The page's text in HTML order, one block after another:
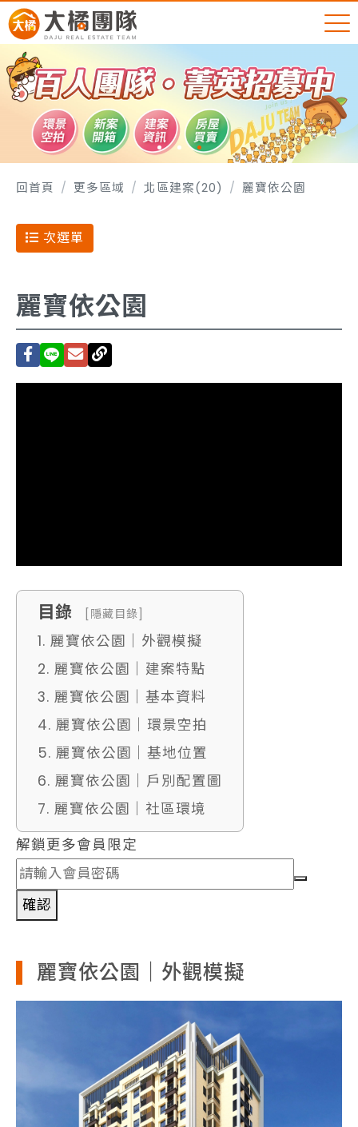
回首頁 更多區域 北區建案(20) 麗寶依公園
次選單
麗寶依公園
目錄 [隱藏目錄]
1. 麗寶依公園｜外觀模擬
2. 麗寶依公園｜建案特點
3. 麗寶依公園｜基本資料
4. 麗寶依公園｜環景空拍
5. 麗寶依公園｜基地位置
6. 麗寶依公園｜戶別配置圖
7. 麗寶依公園｜社區環境
解鎖更多會員限定
確認
麗寶依公園｜外觀模擬